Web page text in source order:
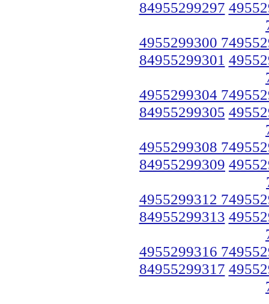
84955299297
4955299300
84955299301
4955299304
84955299305
4955299308
84955299309
4955299312
84955299313
4955299316
84955299317